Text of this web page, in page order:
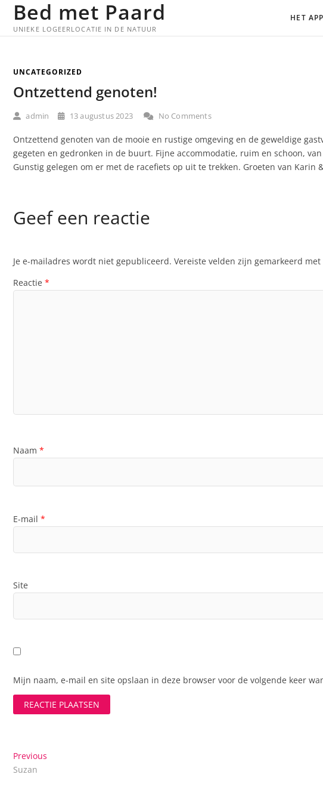
Skip
content
Bed met Paard
UNIEKE LOGEERLOCATIE IN DE NATUUR
HET
UNCATEGORIZED
Ontzettend genoten!
admin 13 augustus 2023 No Comments
Ontzettend genoten van de mooie en rustige omgeving en de geweldige
gegeten en gedronken in de buurt. Fijne accommodatie, ruim en schoon,
Gunstig gelegen om er met de racefiets op uit te trekken. Groeten van Karin
Geef een reactie
Je e-mailadres wordt niet gepubliceerd. Vereiste velden zijn gemarkeerd met
Reactie *
Naam *
E-mail *
Site
Mijn naam, e-mail en site opslaan in deze browser voor de volgende keer
Bericht
Previous
Suzan